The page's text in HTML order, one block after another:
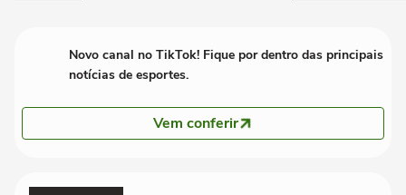
Novo canal no TikTok! Fique por dentro das principais
notícias de esportes.
Vem conferir